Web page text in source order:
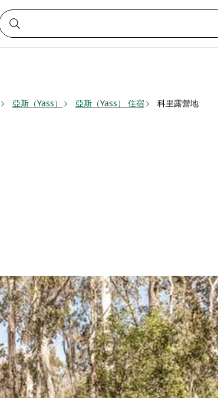
亞斯（Yass） 亞斯（Yass） 住宿 科里露營地